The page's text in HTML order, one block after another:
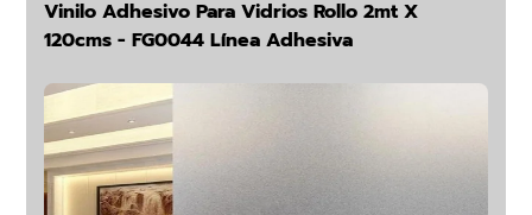
Vinilo Adhesivo Para Vidrios Rollo 2mt X
120cms - FG0044 Línea Adhesiva